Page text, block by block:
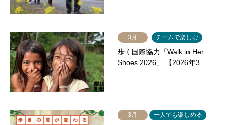
3月 チームで楽しむ
歩く国際協力「Walk in Her
Shoes 2026」 【2026年3…
3月 一人でも楽しめる